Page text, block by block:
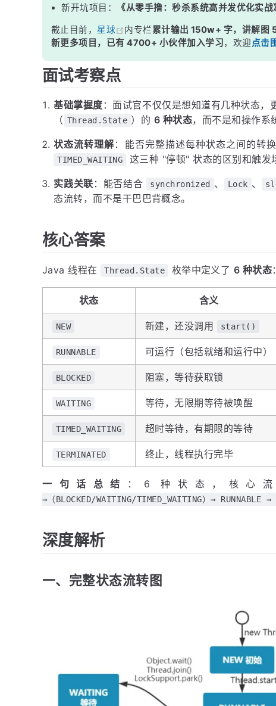
记忆口诀
总结
新开坑项目： 《从零手撸：秒杀系统高并发优化实战
截止目前， 星球 内专栏累计输出 150w+ 字，讲解图
新更多项目，已有 4700+ 小伙伴加入学习，欢迎点击
面试考察点
基础掌握度 ：面试官不仅仅是想知道有几种状态
（ Thread.State ）的 6 种状态，而不是和操作系
状态流转理解 ：能否完整描述每种状态之间的转
TIMED_WAITING 这三种 "停顿" 状态的区别和触发
实践关联 ：能否结合 synchronized 、 Lock 、
态流转，而不是干巴巴背概念。
核心答案
Java 线程在 Thread.State 枚举中定义了 6 种状态：
状态 含义
NEW 新建，还没调用 start()
RUNNABLE 可运行（包括就绪和运行中）
BLOCKED 阻塞，等待获取锁
WAITING 等待，无限期等待被唤醒
TIMED_WAITING 超时等待，有期限的等待
TERMINATED 终止，线程执行完毕
一句话总结 ：6 种状态，核心
→（BLOCKED/WAITING/TIMED_WAITING）→ RUNNABLE →
深度解析
一、完整状态流转图